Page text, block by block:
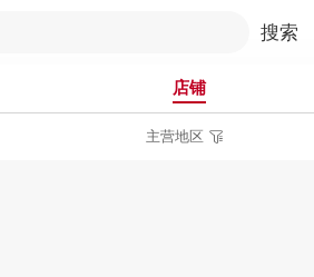
搜索
店铺
主营地区